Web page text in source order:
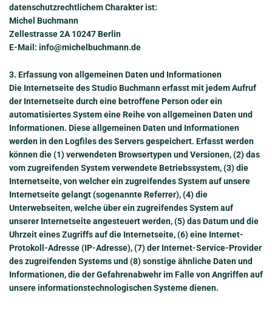
datenschutzrechtlichem Charakter ist:
Michel Buchmann
Zellestrasse 2A10247 Berlin
E-Mail: info@michelbuchmann.de
3. Erfassung von allgemeinen Daten und Informationen
Die Internetseite des Studio Buchmann erfasst mit jedem Aufruf
der Internetseite durch eine betroffene Person oder ein
automatisiertes System eine Reihe von allgemeinen Daten und
Informationen. Diese allgemeinen Daten und Informationen
werden in den Logfiles des Servers gespeichert. Erfasst werden
können die (1) verwendeten Browsertypen und Versionen, (2) das
vom zugreifenden System verwendete Betriebssystem, (3) die
Internetseite, von welcher ein zugreifendes System auf unsere
Internetseite gelangt (sogenannte Referrer), (4) die
Unterwebseiten, welche über ein zugreifendes System auf
unserer Internetseite angesteuert werden, (5) das Datum und die
Uhrzeit eines Zugriffs auf die Internetseite, (6) eine Internet-
Protokoll-Adresse (IP-Adresse), (7) der Internet-Service-Provider
des zugreifenden Systems und (8) sonstige ähnliche Daten und
Informationen, die der Gefahrenabwehr im Falle von Angriffen auf
unsere informationstechnologischen Systeme dienen.